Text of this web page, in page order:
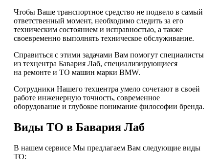
Чтобы Ваше транспортное средство не подвело в самый
ответственный момент, необходимо следить за его
техническим состоянием и исправностью, а также
своевременно выполнять техническое обслуживание.
Справиться с этими задачами Вам помогут специалисты
из техцентра Бавария Лаб, специализирующиеся
на ремонте и ТО машин марки BMW.
Сотрудники Нашего техцентра умело сочетают в своей
работе инженерную точность, современное
оборудование и глубокое понимание философии бренда.
Виды ТО в Бавария Лаб
В нашем сервисе Мы предлагаем Вам следующие виды
ТО: